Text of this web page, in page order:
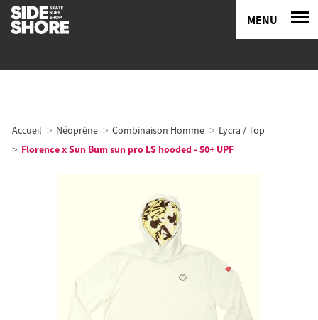
MENU
Accueil Néoprène Combinaison Homme
Lycra / Top
Florence x Sun Bum sun pro LS hooded - 50+ UPF